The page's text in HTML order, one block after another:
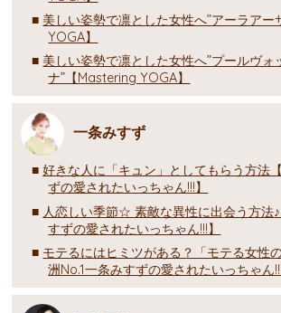
美しい姿勢で凛とした女性へ”アーラアー
YOGA】
美しい姿勢で凛とした女性へ”プールヴォ
ナ”【Mastering YOGA】
一条みすず
好きな人に「キュン」としてもらう方法
ずの愛されたいっちゃん!!!】
人恋しい季節☆ 素敵な異性に出会う方法
すずの愛されたいっちゃん!!!】
モテるにはヒミツがある？「モテる女性
洲No.1一条みすずの愛されたいっちゃん!!!